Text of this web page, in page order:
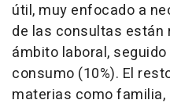
útil, muy enfocado a
de las consultas están
ámbito laboral,
consumo (10%). El
materias como familia,